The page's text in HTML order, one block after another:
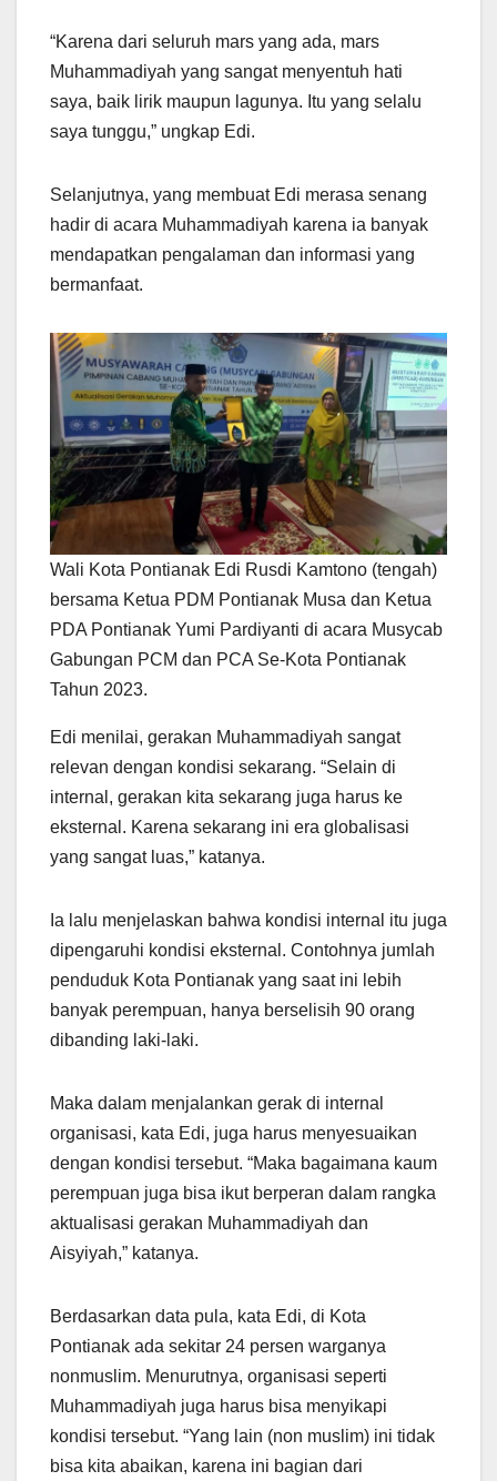
“Karena dari seluruh mars yang ada, mars
Muhammadiyah yang sangat menyentuh hati
saya, baik lirik maupun lagunya. Itu yang selalu
saya tunggu,” ungkap Edi.
Selanjutnya, yang membuat Edi merasa senang
hadir di acara Muhammadiyah karena ia banyak
mendapatkan pengalaman dan informasi yang
bermanfaat.
Wali Kota Pontianak Edi Rusdi Kamtono (tengah)
bersama Ketua PDM Pontianak Musa dan Ketua
PDA Pontianak Yumi Pardiyanti di acara Musycab
Gabungan PCM dan PCA Se-Kota Pontianak
Tahun 2023.
Edi menilai, gerakan Muhammadiyah sangat
relevan dengan kondisi sekarang. “Selain di
internal, gerakan kita sekarang juga harus ke
eksternal. Karena sekarang ini era globalisasi
yang sangat luas,” katanya.
Ia lalu menjelaskan bahwa kondisi internal itu juga
dipengaruhi kondisi eksternal. Contohnya jumlah
penduduk Kota Pontianak yang saat ini lebih
banyak perempuan, hanya berselisih 90 orang
dibanding laki-laki.
Maka dalam menjalankan gerak di internal
organisasi, kata Edi, juga harus menyesuaikan
dengan kondisi tersebut. “Maka bagaimana kaum
perempuan juga bisa ikut berperan dalam rangka
aktualisasi gerakan Muhammadiyah dan
Aisyiyah,” katanya.
Berdasarkan data pula, kata Edi, di Kota
Pontianak ada sekitar 24 persen warganya
nonmuslim. Menurutnya, organisasi seperti
Muhammadiyah juga harus bisa menyikapi
kondisi tersebut. “Yang lain (non muslim) ini tidak
bisa kita abaikan, karena ini bagian dari